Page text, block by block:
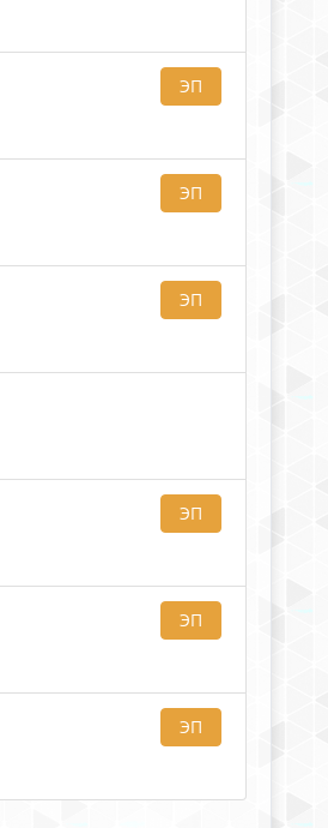
ЭП
ЭП
ЭП
ЭП
ЭП
ЭП